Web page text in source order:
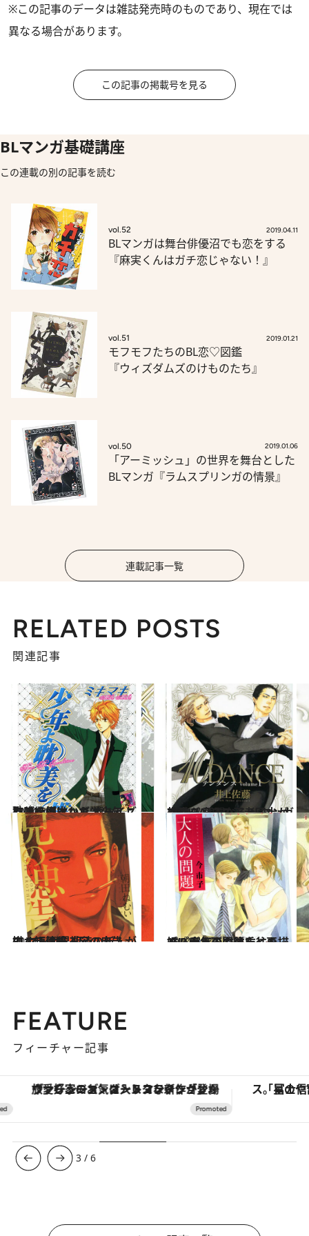
※この記事のデータは雑誌発売時のものであり、現在では
異なる場合があります。
この記事の掲載号を見る
BLマンガ基礎講座
この連載の別の記事を読む
vol.52 2019.04.11
BLマンガは舞台俳優沼でも恋をする
『麻実くんはガチ恋じゃない！』
vol.51 2019.01.21
モフモフたちのBL恋♡図鑑
『ウィズダムズのけものたち』
vol.50 2019.01.06
「アーミッシュ」の世界を舞台とした
BLマンガ『ラムスプリンガの情景』
連載記事一覧
RELATED POSTS
関連記事
2014.8.5
抱腹絶倒マンガ『少年よ耽美を描け』で ボーイズラブを根本から学ぶ
カルチャー 2014.7.5
社交ダンスの王者同士が恋愛？ 華麗なるBLマンガ『10DANCE』
カルチャー
2014.5.31
BLマンガ界期待の新人が描く短篇集『兄の忠告』のオチに唸る
カルチャー 2014.5.2
パパが年下の彼氏と再婚!? 家族の右往左往を描く『大人の問題』
カルチャー
FEATURE
フィーチャー記事
ヴァシュロン・コンスタンタン「オーヴァーシーズ・オートマティック」。旅愛好家のお気に入りコレクションから、ジェンダーレスな新作が登場
3 /6